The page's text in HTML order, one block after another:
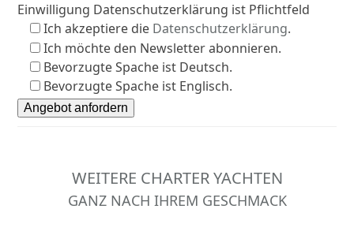
Einwilligung Datenschutzerklärung ist Pflichtfeld
Ich akzeptiere die Datenschutzerklärung.
Ich möchte den Newsletter abonnieren.
Bevorzugte Spache ist Deutsch.
Bevorzugte Spache ist Englisch.
WEITERE CHARTER YACHTEN
GANZ NACH IHREM GESCHMACK